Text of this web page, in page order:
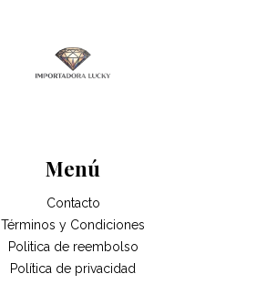
Menú
Contacto
Términos y Condiciones
Politica de reembolso
Política de privacidad